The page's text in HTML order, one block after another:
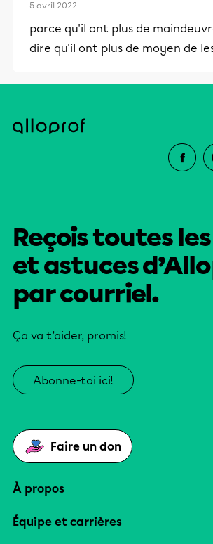
5 avril 2022
parce qu'il ont plus de
dire qu'il ont plus de moyen de
Reçois toutes
et astuces
par courriel.
Ça va t’aider, promis!
Abonne-toi ici!
Faire un don
À propos
Équipe et carrières